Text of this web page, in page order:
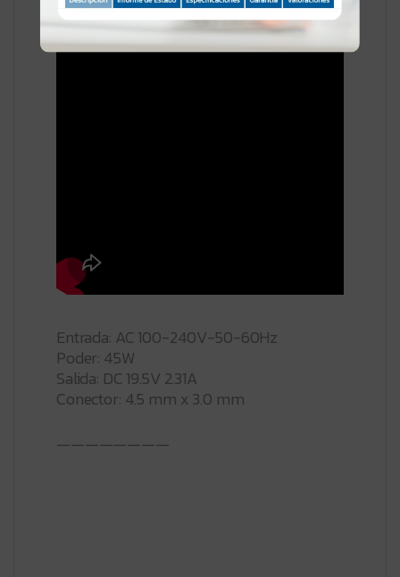
Entrada: AC 100-240V-50-60Hz
Poder: 45W
Salida: DC 19.5V 2.31A
Conector: 4.5 mm x 3.0 mm
————————